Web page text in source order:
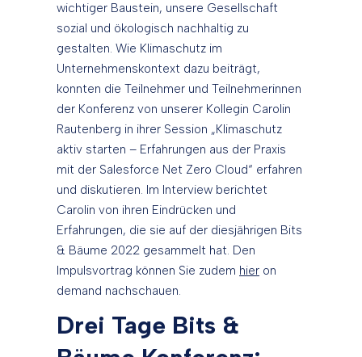
wichtiger Baustein, unsere Gesellschaft
sozial und ökologisch nachhaltig zu
gestalten. Wie Klimaschutz im
Unternehmenskontext dazu beiträgt,
konnten die Teilnehmer und Teilnehmerinnen
der Konferenz von unserer Kollegin Carolin
Rautenberg in ihrer Session „Klimaschutz
aktiv starten – Erfahrungen aus der Praxis
mit der Salesforce Net Zero Cloud“ erfahren
und diskutieren. Im Interview berichtet
Carolin von ihren Eindrücken und
Erfahrungen, die sie auf der diesjährigen Bits
& Bäume 2022 gesammelt hat. Den
Impulsvortrag können Sie zudem hier on
demand nachschauen.
Drei Tage Bits &